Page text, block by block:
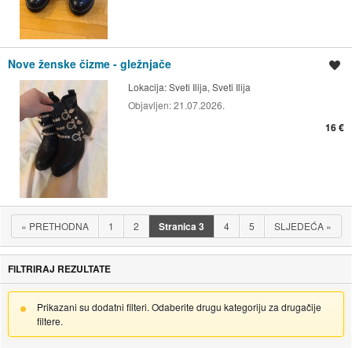
Nove ženske čizme - gležnjače
Lokacija:Sveti Ilija, Sveti Ilija
Objavljen:21.07.2026.
16 €
« PRETHODNA 1 2 Stranica3 4 5 SLJEDEĆA »
FILTRIRAJ REZULTATE
Prikazani su dodatni filteri. Odaberite drugu kategoriju za drugačije
filtere.